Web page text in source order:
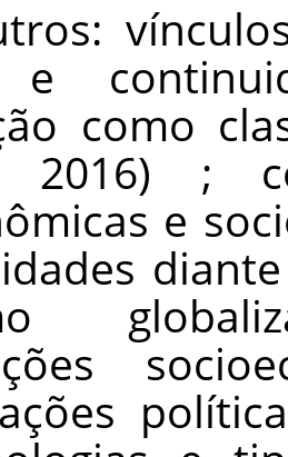
como
2016) ;
e